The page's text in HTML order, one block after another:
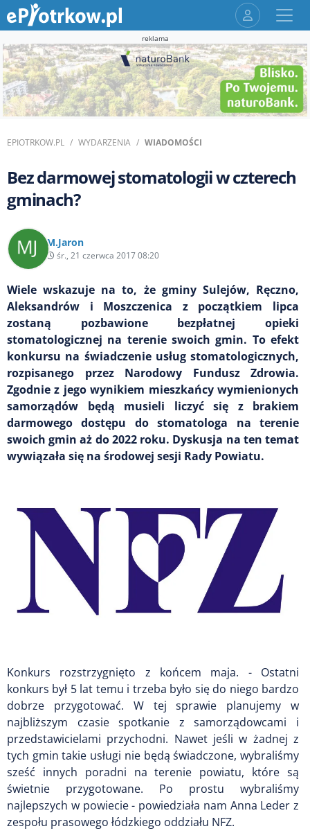
reklama
EPIOTRKOW.PL WYDARZENIA WIADOMOŚCI
Bez darmowej stomatologii w czterech
gminach?
M.Jaron
śr., 21 czerwca 2017 08:20
Wiele wskazuje na to, że gminy Sulejów, Ręczno,
Aleksandrów i Moszczenica z początkiem lipca
zostaną pozbawione bezpłatnej opieki
stomatologicznej na terenie swoich gmin. To efekt
konkursu na świadczenie usług stomatologicznych,
rozpisanego przez Narodowy Fundusz Zdrowia.
Zgodnie z jego wynikiem mieszkańcy wymienionych
samorządów będą musieli liczyć się z brakiem
darmowego dostępu do stomatologa na terenie
swoich gmin aż do 2022 roku. Dyskusja na ten temat
wywiązała się na środowej sesji Rady Powiatu.
Konkurs rozstrzygnięto z końcem maja. - Ostatni
konkurs był 5 lat temu i trzeba było się do niego bardzo
dobrze przygotować. W tej sprawie planujemy w
najbliższym czasie spotkanie z samorządowcami i
przedstawicielami przychodni. Nawet jeśli w żadnej z
tych gmin takie usługi nie będą świadczone, wybraliśmy
sześć innych poradni na terenie powiatu, które są
świetnie przygotowane. Po prostu wybraliśmy
najlepszych w powiecie - powiedziała nam Anna Leder z
zespołu prasowego łódzkiego oddziału NFZ.